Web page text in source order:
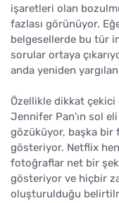
işaretleri olan
fazlası görünüyor.
belgesellerde bu tür
sorular ortaya
anda yeniden
Özellikle dikkat
Jennifer Pan'ın sol
gözüküyor, başka
gösteriyor. Netflix
fotoğraflar net bir
gösteriyor ve hiçbir
oluşturulduğu